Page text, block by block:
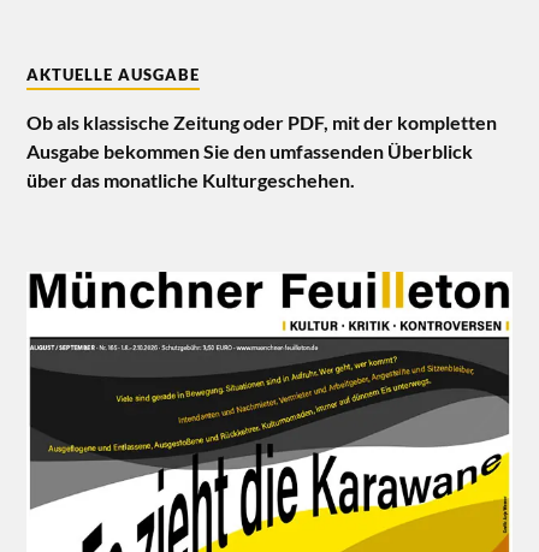
AKTUELLE AUSGABE
Ob als klassische Zeitung oder PDF, mit der kompletten
Ausgabe bekommen Sie den umfassenden Überblick
über das monatliche Kulturgeschehen.